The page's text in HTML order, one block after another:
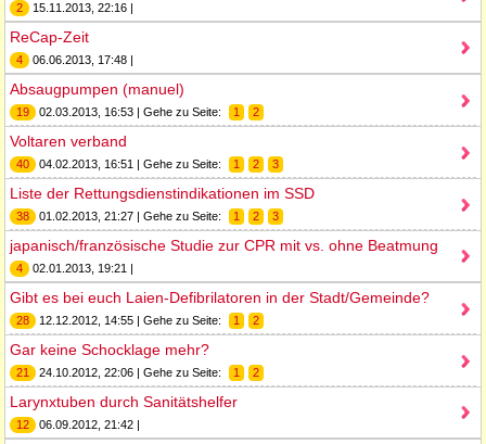
2 15.11.2013, 22:16 |
ReCap-Zeit
4 06.06.2013, 17:48 |
Absaugpumpen (manuel)
19 02.03.2013, 16:53 | Gehe zu Seite: 1 2
Voltaren verband
40 04.02.2013, 16:51 | Gehe zu Seite: 1 2 3
Liste der Rettungsdienstindikationen im SSD
38 01.02.2013, 21:27 | Gehe zu Seite: 1 2 3
japanisch/französische Studie zur CPR mit vs. ohne Beatmung
4 02.01.2013, 19:21 |
Gibt es bei euch Laien-Defibrilatoren in der Stadt/Gemeinde?
28 12.12.2012, 14:55 | Gehe zu Seite: 1 2
Gar keine Schocklage mehr?
21 24.10.2012, 22:06 | Gehe zu Seite: 1 2
Larynxtuben durch Sanitätshelfer
12 06.09.2012, 21:42 |